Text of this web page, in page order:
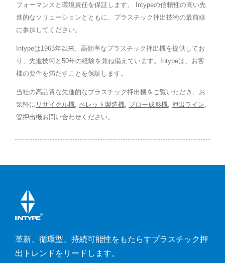
フォーマンスと環境責任を保証します。 Intypeの信頼性の高い先
進的なソリューションとともに、プラスチック押出技術の最前線
に参加してください。
Intypeは1963年以来、高効率なプラスチック押出機を提供してお
り、先進技術と50年の経験を兼ね備えています。Intypeは、お客
様の要件を満たすことを保証します。
当社の高品質な先進的なプラスチック押出機をご覧いただき、お
気軽に リサイクル機 ペレット製造機 ブロー成形機 押出ライン
管押出機お問い合わせ ください。
革新、循環型、持続可能性をもたらすプラスチック押
出トレンドをリードします。